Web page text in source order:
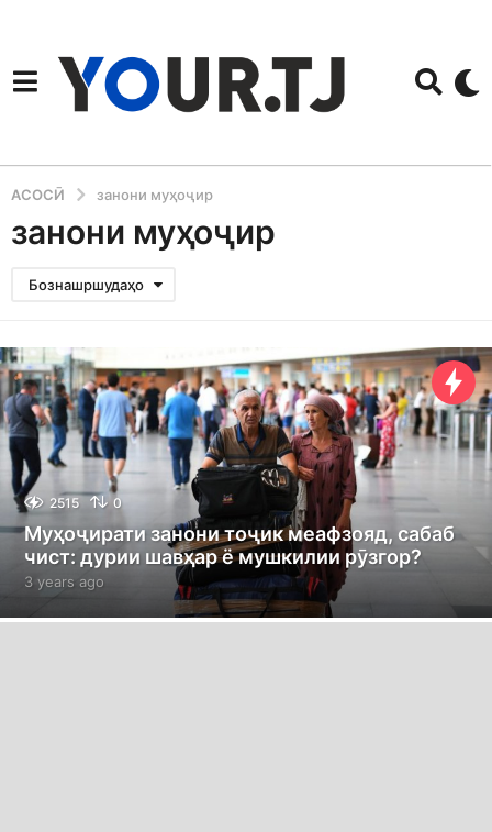
АСОСӢ занони муҳоҷир
занони муҳоҷир
Бознашршудаҳо
2515 0
Муҳоҷирати занони тоҷик меафзояд, сабаб
чист: дурии шавҳар ё мушкилии рӯзгор?
3 years ago
e